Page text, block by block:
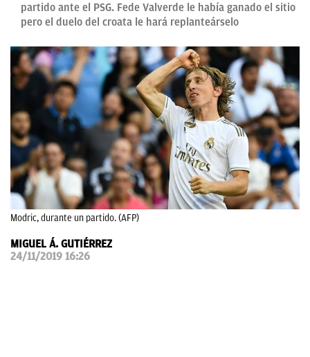
BALONCESTO
FICHAJES
DIRECTO
FEMENINO
PAPARAZZI
OKDIARIO
partido ante el PSG. Fede Valverde le había ganado el sitio
pero el duelo del croata le hará replanteárselo
Modric, durante un partido. (AFP)
MIGUEL Á. GUTIÉRREZ
24/11/2019 16:26